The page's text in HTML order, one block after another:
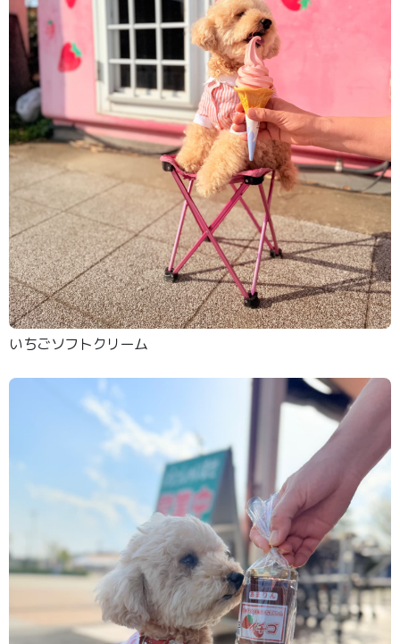
いちごソフトクリーム